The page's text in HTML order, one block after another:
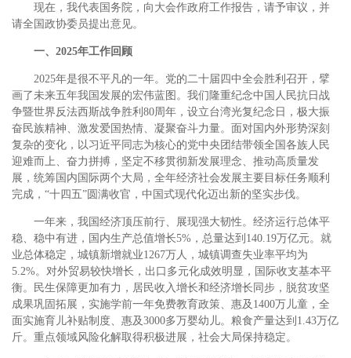
现在，我代表国务院，向大会作政府工作报告，请予审议，并
请全国政协委员提出意见。
一、2025年工作回顾
2025年是很不平凡的一年。党的二十届四中全会胜利召开，擘
画了未来五年我国发展的宏伟蓝图。我们隆重纪念中国人民抗日战
争暨世界反法西斯战争胜利80周年，设立台湾光复纪念日，极大振
奋民族精神、激发爱国热情、凝聚奋斗力量。面对国内外形势深刻
复杂的变化，以习近平同志为核心的党中央团结带领全国各族人民
迎难而上、奋力拼搏，坚定不移贯彻新发展理念、推动高质量发
展，统筹国内国际两个大局，全年经济社会发展主要目标任务顺利
完成，“十四五”圆满收官，中国式现代化迈出新的坚实步伐。
一年来，我国经济顶压前行、展现强大韧性。经济运行总体平
稳、稳中有进，国内生产总值增长5%，总量达到140.19万亿元。就
业总体稳定，城镇新增就业1267万人，城镇调查失业率平均为
5.2%。对外贸易较快增长，出口多元化成效明显，国际收支基本平
衡。民生保障更加有力，居民收入增长和经济增长同步，脱贫攻坚
成果巩固拓展，实施学前一年免费教育政策、惠及1400万儿童，全
面实施育儿补贴制度、惠及3000多万婴幼儿。粮食产量达到1.43万亿
斤。重点领域风险化解取得积极进展，社会大局保持稳定。